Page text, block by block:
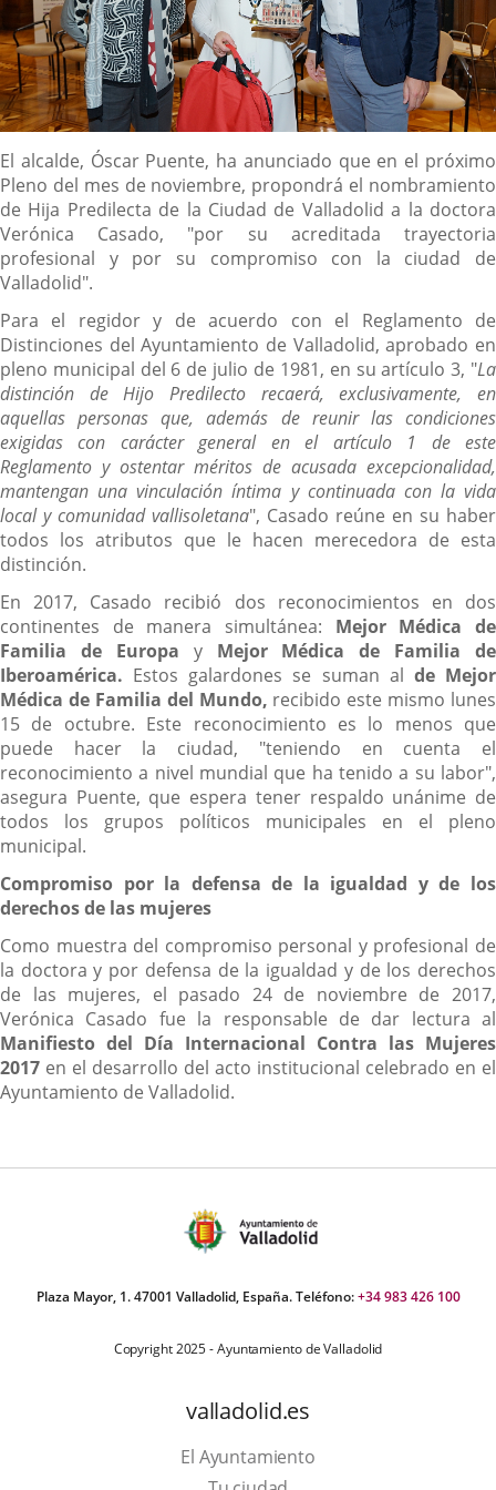
Descripción
El alcalde, Óscar Puente, ha anunciado que en el próximo
Pleno del mes de noviembre, propondrá el nombramiento
de Hija Predilecta de la Ciudad de Valladolid a la doctora
Verónica Casado, "por su acreditada trayectoria
profesional y por su compromiso con la ciudad de
Valladolid".
Para el regidor y de acuerdo con el Reglamento de
Distinciones del Ayuntamiento de Valladolid, aprobado en
pleno municipal del 6 de julio de 1981, en su artículo 3, "La
distinción de Hijo Predilecto recaerá, exclusivamente, en
aquellas personas que, además de reunir las condiciones
exigidas con carácter general en el artículo 1 de este
Reglamento y ostentar méritos de acusada excepcionalidad,
mantengan una vinculación íntima y continuada con la vida
local y comunidad vallisoletana", Casado reúne en su haber
todos los atributos que le hacen merecedora de esta
distinción.
En 2017, Casado recibió dos reconocimientos en dos
continentes de manera simultánea: Mejor Médica de
Familia de Europa y Mejor Médica de Familia de
Iberoamérica. Estos galardones se suman al de Mejor
Médica de Familia del Mundo, recibido este mismo lunes
15 de octubre. Este reconocimiento es lo menos que
puede hacer la ciudad, "teniendo en cuenta el
reconocimiento a nivel mundial que ha tenido a su labor",
asegura Puente, que espera tener respaldo unánime de
todos los grupos políticos municipales en el pleno
municipal.
Compromiso por la defensa de la igualdad y de los
derechos de las mujeres
Como muestra del compromiso personal y profesional de
la doctora y por defensa de la igualdad y de los derechos
de las mujeres, el pasado 24 de noviembre de 2017,
Verónica Casado fue la responsable de dar lectura al
Manifiesto del Día Internacional Contra las Mujeres
2017 en el desarrollo del acto institucional celebrado en el
Ayuntamiento de Valladolid.
Plaza Mayor, 1. 47001 Valladolid, España. Teléfono:+34 983 426 100
Copyright 2025 - Ayuntamiento de Valladolid
valladolid.es
El Ayuntamiento